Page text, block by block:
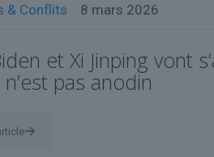
& Conflits 8 mars 2026
et Xi Jinping vont
pas anodin